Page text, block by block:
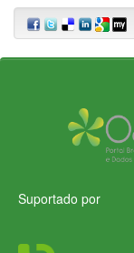
Suportado por